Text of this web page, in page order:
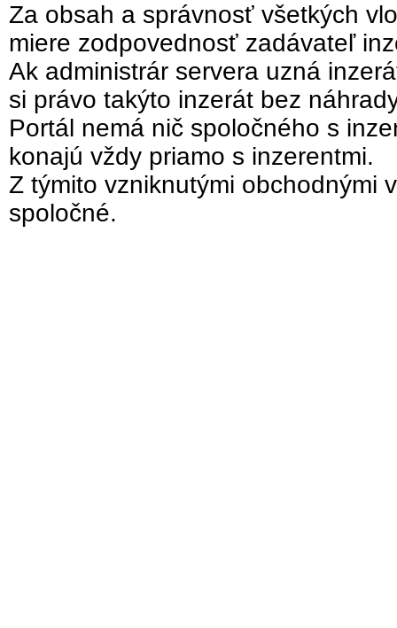
Za obsah a správnosť všetkých
miere zodpovednosť zadávateľ
Ak administrár servera uzná
si právo takýto inzerát bez
Portál nemá nič spoločného s
konajú vždy priamo s inzerentmi.
Z týmito vzniknutými obchodnými
spoločné.